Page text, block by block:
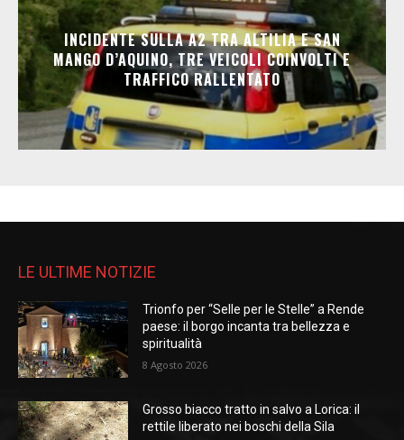
INCIDENTE SULLA A2 TRA ALTILIA E SAN
MANGO D’AQUINO, TRE VEICOLI COINVOLTI E
TRAFFICO RALLENTATO
LE ULTIME NOTIZIE
Trionfo per “Selle per le Stelle” a Rende
paese: il borgo incanta tra bellezza e
spiritualità
8 Agosto 2026
Grosso biacco tratto in salvo a Lorica: il
rettile liberato nei boschi della Sila